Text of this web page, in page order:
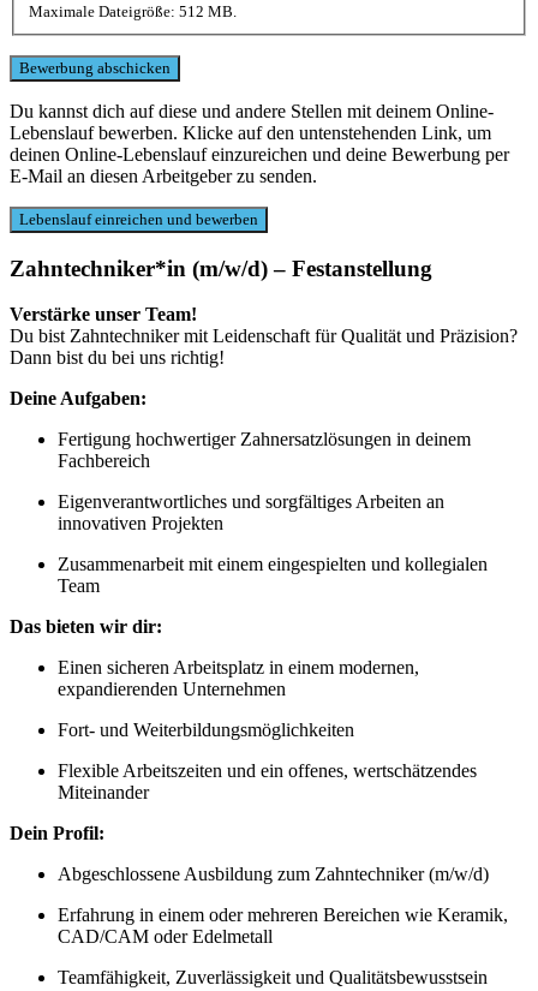
Maximale Dateigröße: 512 MB.
Du kannst dich auf diese und andere Stellen mit deinem Online-
Lebenslauf bewerben. Klicke auf den untenstehenden Link, um
deinen Online-Lebenslauf einzureichen und deine Bewerbung per
E-Mail an diesen Arbeitgeber zu senden.
Zahntechniker*in (m/w/d) – Festanstellung
Verstärke unser Team!
Du bist Zahntechniker mit Leidenschaft für Qualität und Präzision?
Dann bist du bei uns richtig!
Deine Aufgaben:
Fertigung hochwertiger Zahnersatzlösungen in deinem
Fachbereich
Eigenverantwortliches und sorgfältiges Arbeiten an
innovativen Projekten
Zusammenarbeit mit einem eingespielten und kollegialen
Team
Das bieten wir dir:
Einen sicheren Arbeitsplatz in einem modernen,
expandierenden Unternehmen
Fort- und Weiterbildungsmöglichkeiten
Flexible Arbeitszeiten und ein offenes, wertschätzendes
Miteinander
Dein Profil:
Abgeschlossene Ausbildung zum Zahntechniker (m/w/d)
Erfahrung in einem oder mehreren Bereichen wie Keramik,
CAD/CAM oder Edelmetall
Teamfähigkeit, Zuverlässigkeit und Qualitätsbewusstsein